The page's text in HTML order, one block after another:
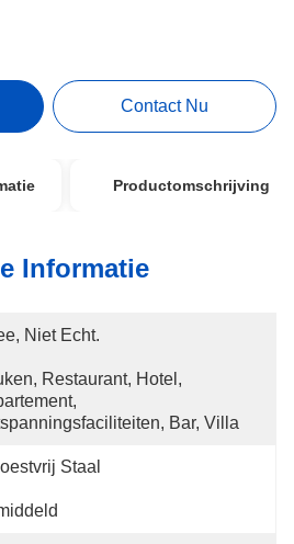
Contact Nu
Productomschrijving
Informatie
Niet Echt.
Restaurant, Hotel,
Bar, Villa
Staal